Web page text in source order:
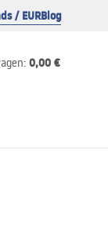
/ EURBlog
: 0,00 €